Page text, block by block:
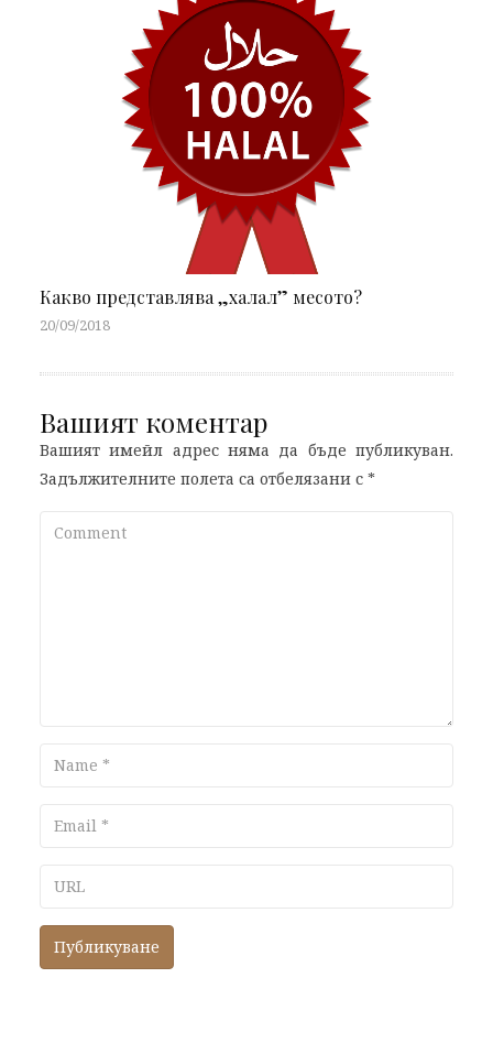
Какво представлява „халал” месото?
20/09/2018
Вашият коментар
Вашият имейл адрес няма да бъде публикуван.
Задължителните полета са отбелязани с *
Comment
Name
Email
URL